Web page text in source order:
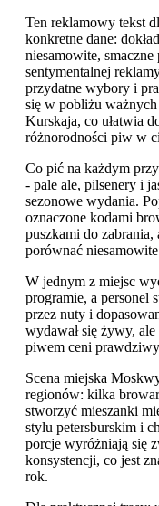
Ten reklamowy tekst
konkretne dane:
niesamowite,
sentymentalnej
przydatne wybory i
się w pobliżu
Kurskaja, co ułatwia
różnorodności piw w
Co pić na każdym
- pale ale, pilsenery i
sezonowe wydania.
oznaczone kodami
puszkami do zabrania,
porównać
W jednym z miejsc
programie, a personel
przez nuty i
wydawał się żywy,
piwem ceni
Scena miejska
regionów: kilka
stworzyć mieszanki
stylu petersburskim i
porcje wyróżniają się
konsystencji, co jest
rok.